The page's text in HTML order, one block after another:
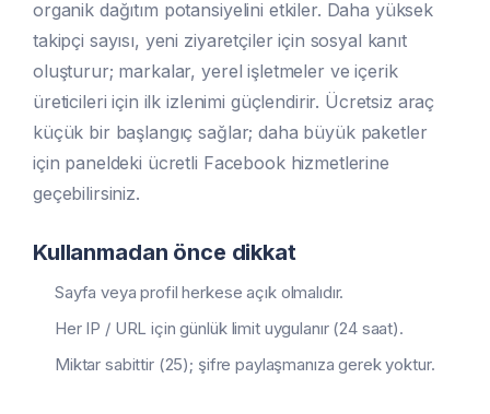
organik dağıtım potansiyelini etkiler. Daha yüksek
takipçi sayısı, yeni ziyaretçiler için sosyal kanıt
oluşturur; markalar, yerel işletmeler ve içerik
üreticileri için ilk izlenimi güçlendirir. Ücretsiz araç
küçük bir başlangıç sağlar; daha büyük paketler
için paneldeki ücretli Facebook hizmetlerine
geçebilirsiniz.
Kullanmadan önce dikkat
Sayfa veya profil herkese açık olmalıdır.
Her IP / URL için günlük limit uygulanır (24 saat).
Miktar sabittir (25); şifre paylaşmanıza gerek yoktur.